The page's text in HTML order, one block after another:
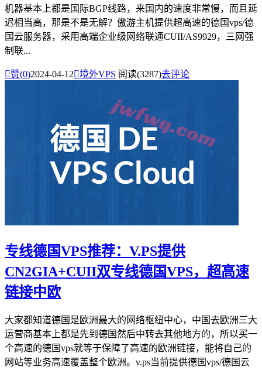
机器基本上都是国际BGP线路，来国内的速度非常慢，而且延
迟相当高，那是不是无解？傲游主机提供超高速的德国vps/德
国云服务器，采用高端企业级网络联通CUII/AS9929，三网强
制联...
赞(0)2024-04-12境外VPS 阅读(3287)去评论
专线德国VPS推荐：V.PS提供
CN2GIA+CUII双专线德国VPS，超高速
链接中欧
大家都知道德国是欧洲最大的网络枢纽中心，中国去欧洲三大
运营商基本上都是先到德国然后中转去其他地方的，所以买一
个高速的德国vps就等于保障了高速的欧洲链接，能将自己的
网站等业务高速覆盖整个欧洲。v.ps当前提供德国vps/德国云